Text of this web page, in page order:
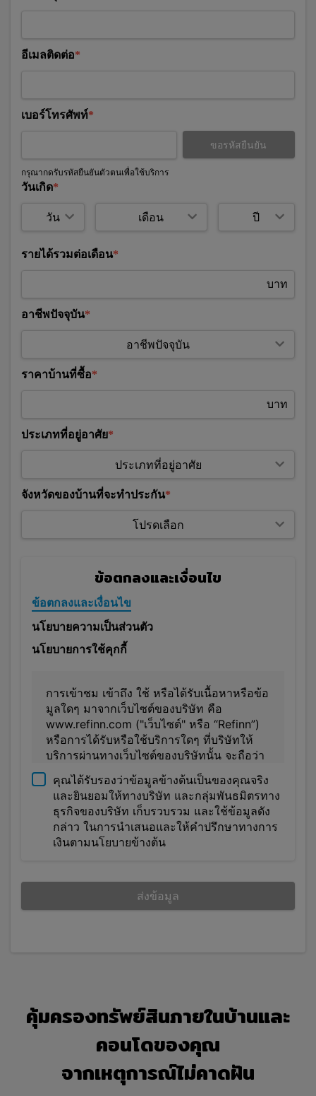
อีเมลติดต่อ
เบอร์โทรศัพท์
ขอรหัสยืนยัน
กรุณากดรับรหัสยืนยันตัวตนเพื่อใช้บริการ
วันเกิด
รายได้รวมต่อเดือน
บาท
อาชีพปัจจุบัน
ราคาบ้านที่ซื้อ
บาท
ประเภทที่อยู่อาศัย
จังหวัดของบ้านที่จะทำประกัน
ข้อตกลงและเงื่อนไข
ข้อตกลงและเงื่อนไข
นโยบายความเป็นส่วนตัว
นโยบายการใช้คุกกี้
การเข้าชม เข้าถึง ใช้ หรือได้รับเนื้อหาหรือข้อ
มูลใดๆ มาจากเว็บไซต์ของบริษัท คือ
www.refinn.com ("เว็บไซต์" หรือ “Refinn”)
หรือการได้รับหรือใช้บริการใดๆ ที่บริษัทให้
บริการผ่านทางเว็บไซต์ของบริษัทนั้น จะถือว่า
ท่านได้ตกลงที่จะผูกพันตามข้อกำหนดและ
เงื่อนไขฯ ซึ่งจะใช้บังคับไม่ว่าท่านจะเข้า
เว็บไซต์ของบริษัทโดยใช้คอมพิวเตอร์ หรือ
อุปกรณ์เคลื่อนที่หรือด้วยสิ่งอื่น
การที่ท่านตกลงที่จะผูกพันตามข้อกำหนดและ
มีผลผูกพันตามกฎหมายกับบริษัท คือ บริษัท
เอ็กซ์โพเนนเชี่ยล เอ็นเตอร์ไพรส์ จำกัด และผู้
สืบสิทธิโดยชอบด้วยกฎหมายของบริษัท หาก
กำหนดและเงื่อนไขฯ เหล่านี้ และท่านไม่
ประสงค์ที่จะยอมรับข้อกำหนดทั้งหมดของข้อ
กำหนดและเงื่อนไขฯ บริษัทขอให้ท่านยุติการ
ใช้เว็บไซต์ของบริษัทโดยทันที
ข้อ 1 การแก้ไขเปลี่ยนแปลงถือ
คุณได้รับรองว่าข้อมูลข้างต้นเป็นของคุณจริง
และยินยอมให้ทางบริษัท และกลุ่มพันธมิตรทาง
ธุรกิจของบริษัท เก็บรวบรวม และใช้ข้อมูลดัง
กล่าว ในการนำเสนอและให้คำปรึกษาทางการ
เงินตามนโยบายข้างต้น
ส่งข้อมูล
คุ้มครองทรัพย์สินภายในบ้านและ
คอนโดของคุณ
จากเหตุการณ์ไม่คาดฝัน